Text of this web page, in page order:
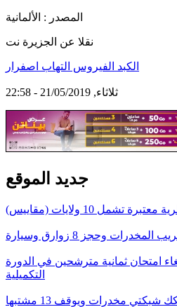
المصدر : الألمانية
نقلا عن الجزيرة نت
الكبد الفيروس التهاب اصفرار
ثلاثاء, 21/05/2019 - 22:58
جديد الموقع
تشمل 10 ولايات (مقاييس)
وحجز 8 زوارق وسيارة
امتحان ثمانية مترشحين في الدورة
التكميلية
شبكتي مخدرات ويوقف 13 مشتبها